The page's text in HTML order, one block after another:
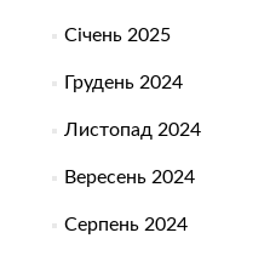
Січень 2025
Грудень 2024
Листопад 2024
Вересень 2024
Серпень 2024